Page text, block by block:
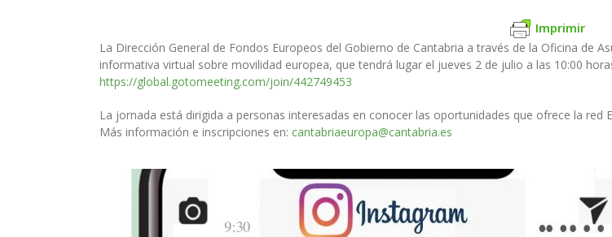
Imprimir
La Dirección General de Fondos Europeos del Gobierno de Cantabria a través de la Oficina de
informativa virtual sobre movilidad europea, que tendrá lugar el jueves 2 de julio a las 10:00
https://global.gotomeeting.com/join/442749453
La jornada está dirigida a personas interesadas en conocer las oportunidades que ofrece la red
Más información e inscripciones en: cantabriaeuropa@cantabria.es